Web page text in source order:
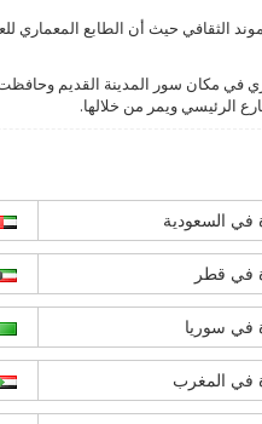
الثقافي حيث أن الطابع
في مكان سور المدينة القديم
الرئيسي ويمر من خلالها.
في السعودية
في قطر
في سوريا
في المغرب